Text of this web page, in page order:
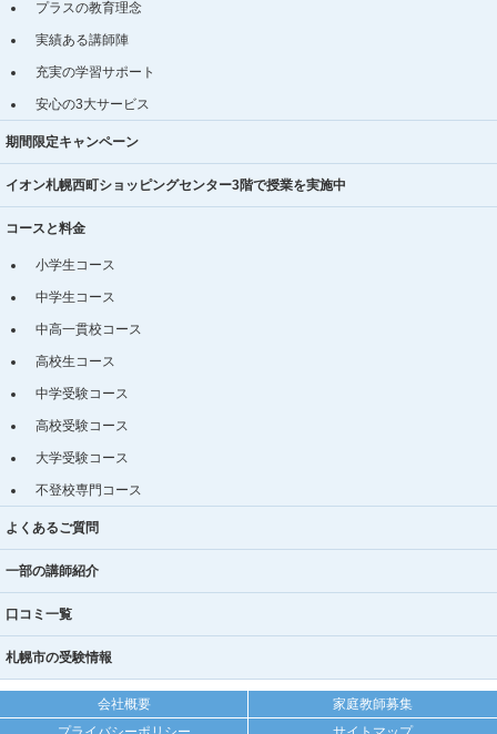
プラスの教育理念
実績ある講師陣
充実の学習サポート
安心の3大サービス
期間限定キャンペーン
イオン札幌西町ショッピングセンター3階で授業を実施中
コースと料金
小学生コース
中学生コース
中高一貫校コース
高校生コース
中学受験コース
高校受験コース
大学受験コース
不登校専門コース
よくあるご質問
一部の講師紹介
口コミ一覧
札幌市の受験情報
会社概要
家庭教師募集